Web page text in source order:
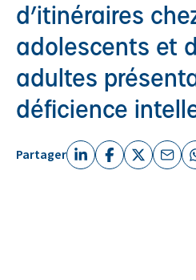
d’itinéraires
adolescents et
adultes
déficience
Partager Linkedin (nouvelle
Facebook
X